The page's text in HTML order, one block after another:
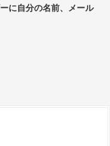
に自分の名前、メール